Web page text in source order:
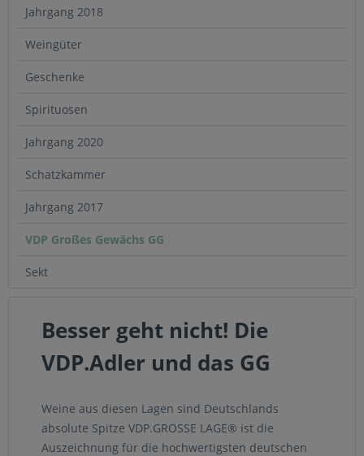
Jahrgang 2018
Weingüter
Geschenke
Spirituosen
Jahrgang 2020
Schatzkammer
Jahrgang 2017
VDP Großes Gewächs GG
Sekt
Besser geht nicht! Die
VDP.Adler und das GG
Weine aus diesen Lagen sind Deutschlands
absolute Spitze VDP.GROSSE LAGE® ist die
Auszeichnung für die hochwertigsten deutschen